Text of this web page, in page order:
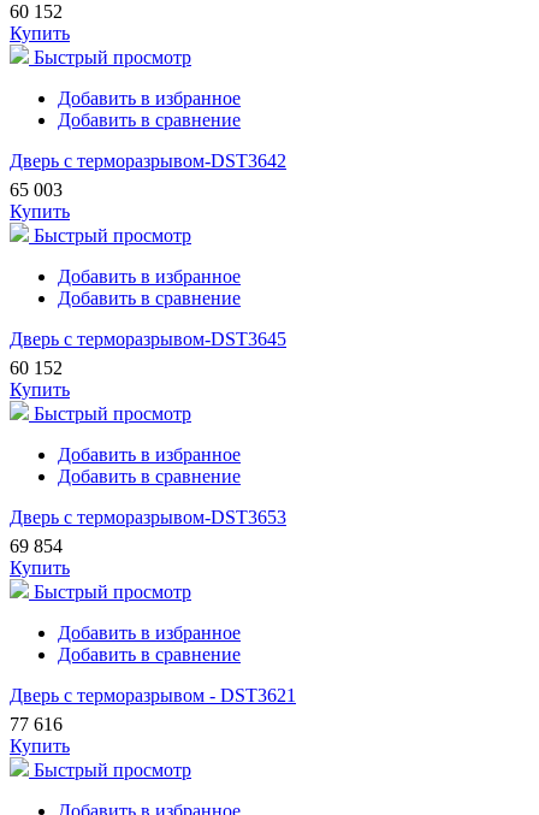
60 152
Купить
Быстрый просмотр
Добавить в избранное
Добавить в сравнение
Дверь с терморазрывом-DST3642
65 003
Купить
Быстрый просмотр
Добавить в избранное
Добавить в сравнение
Дверь с терморазрывом-DST3645
60 152
Купить
Быстрый просмотр
Добавить в избранное
Добавить в сравнение
Дверь с терморазрывом-DST3653
69 854
Купить
Быстрый просмотр
Добавить в избранное
Добавить в сравнение
Дверь с терморазрывом - DST3621
77 616
Купить
Быстрый просмотр